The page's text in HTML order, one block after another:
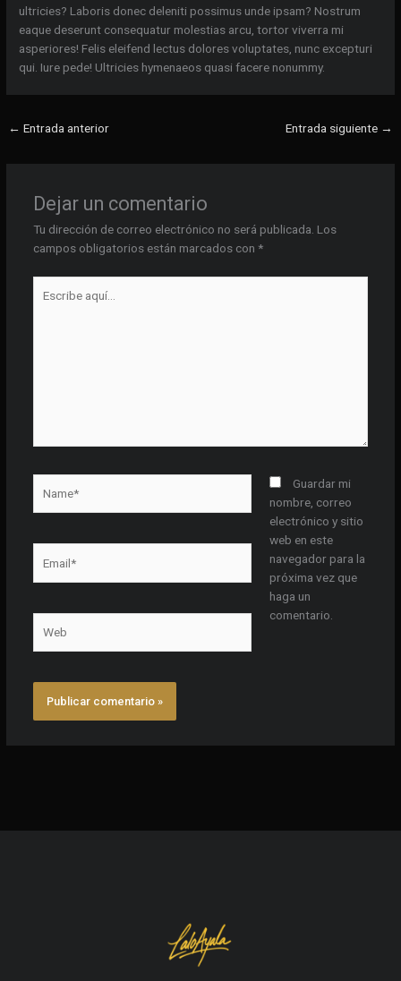
ultricies? Laboris donec deleniti possimus unde ipsam? Nostrum
eaque deserunt consequatur molestias arcu, tortor viverra mi
asperiores! Felis eleifend lectus dolores voluptates, nunc excepturi
qui. Iure pede! Ultricies hymenaeos quasi facere nonummy.
← Entrada anterior Entrada siguiente →
Dejar un comentario
Tu dirección de correo electrónico no será publicada. Los
campos obligatorios están marcados con *
aquí...
Guardar mi
nombre, correo
electrónico y sitio
web en este
navegador para la
próxima vez que
haga un
comentario.